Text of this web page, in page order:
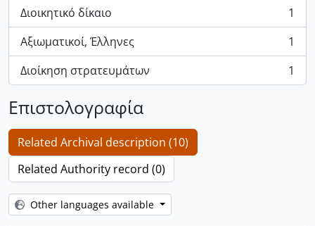
Διοικητικό δίκαιο
, 1 results
1
Αξιωματικοί, Έλληνες
, 1 results
1
Διοίκηση στρατευμάτων
, 1 results 1
Επιστολογραφία
Related Archival description (10)
Related Authority record (0)
Other languages available